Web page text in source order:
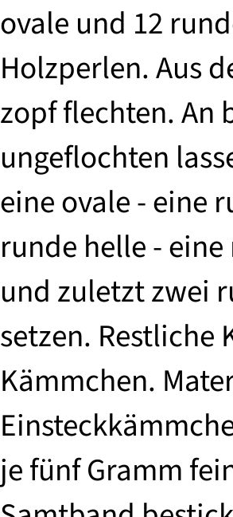
ovale und 12
Holzperlen. Aus
zopf flechten. An
ungeflochten
eine ovale - eine
runde helle -
und zuletzt zwei
setzen. Restliche
Kämmchen.
je fünf Gramm